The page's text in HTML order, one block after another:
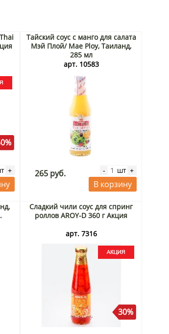
+
Тайский соус с манго для салата
Мэй Плой/ Mae Ploy, Таиланд,
285 мл
арт. 10583
265 руб. - шт +
В корзину
Сладкий чили соус для спринг
роллов AROY-D 360 г Акция
арт. 7316
30%